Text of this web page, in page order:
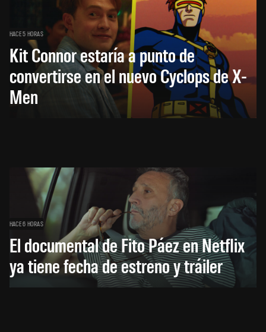
HACE 5 HORAS
Kit Connor estaría a punto de
convertirse en el nuevo Cyclops de X-
Men
HACE 6 HORAS
El documental de Fito Páez en Netflix
ya tiene fecha de estreno y tráiler